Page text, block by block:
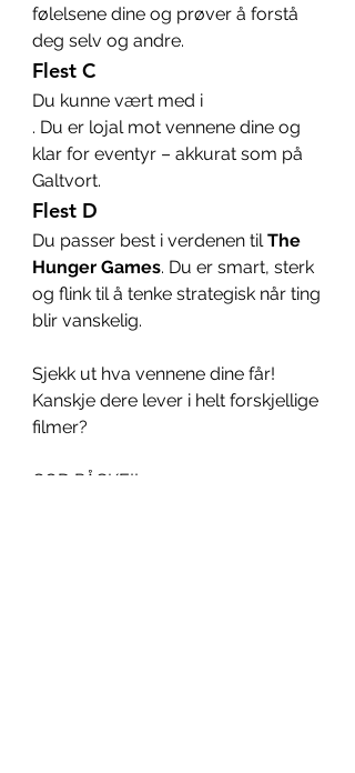
følelsene dine og prøver å forstå
deg selv og andre.
Flest C
Du kunne vært med i
. Du er lojal mot vennene dine og
klar for eventyr – akkurat som på
Galtvort.
Flest D
Du passer best i verdenen til The
Hunger Games. Du er smart, sterk
og flink til å tenke strategisk når ting
blir vanskelig.
Sjekk ut hva vennene dine får!
Kanskje dere lever i helt forskjellige
filmer?
GOD PÅSKE!!